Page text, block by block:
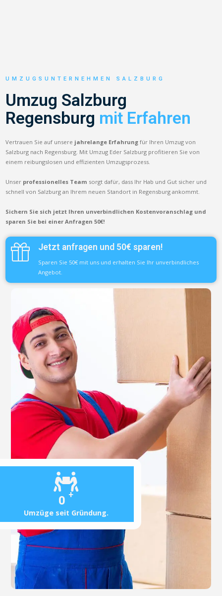
0 +
Umzüge seit Gründung.
UMZUGSUNTERNEHMEN SALZBURG
Umzug Salzburg
Regensburg mit Erfahren
Vertrauen Sie auf unsere jahrelange Erfahrung für Ihren Umzug von
Salzburg nach Regensburg. Mit Umzug Eder Salzburg profitieren Sie von
einem reibungslosen und effizienten Umzugsprozess.
Unser professionelles Team sorgt dafür, dass Ihr Hab und Gut sicher und
schnell von Salzburg an Ihrem neuen Standort in Regensburg ankommt.
Sichern Sie sich jetzt Ihren unverbindlichen Kostenvoranschlag und
sparen Sie bei einer Anfragen 50€!
Jetzt anfragen und 50€ sparen!
Sparen Sie 50€ mit uns und erhalten Sie Ihr unverbindliches
Angebot.